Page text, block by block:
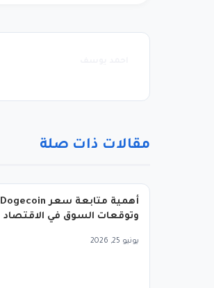
مقالات ذات صلة
أهمية متابعة سعر Dogecoin
وتوقعات السوق في الاقتصاد
يونيو 25, 2026